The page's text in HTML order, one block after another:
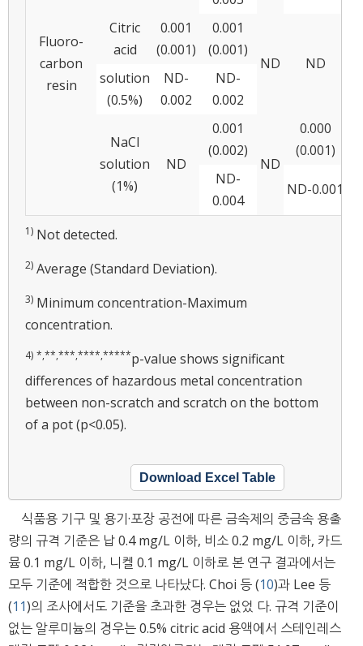
Fluoro-
carbon
resin
Citric
acid
0.001
(0.001)
0.001
(0.001)
ND ND
solution
(0.5%)
ND-
0.002
ND-
0.002
NaCl
solution
(1%)
ND
0.001
(0.002)
ND
0.000
(0.001)
ND-
0.004
ND-0.001
1) Not detected.
2) Average (Standard Deviation).
3) Minimum concentration-Maximum
concentration.
4) *,**,***,****,*****p-value shows significant
differences of hazardous metal concentration
between non-scratch and scratch on the bottom
of a pot (p<0.05).
Download Excel Table
식품용 기구 및 용기·포장 공전에 따른 금속제의 중금속 용출
량의 규격 기준은 납 0.4 mg/L 이하, 비소 0.2 mg/L 이하, 카드
뮴 0.1 mg/L 이하, 니켈 0.1 mg/L 이하로 본 연구 결과에서는
모두 기준에 적합한 것으로 나타났다. Choi 등 (10)과 Lee 등
(11)의 조사에서도 기준을 초과한 경우는 없었 다. 규격 기준이
없는 알루미늄의 경우는 0.5% citric acid 용액에서 스테인레스